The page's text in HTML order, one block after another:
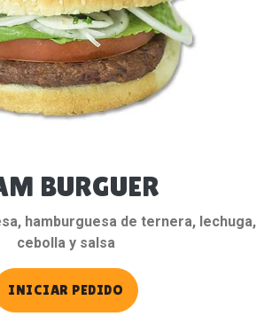
BURGUER
hamburguesa de ternera, lechuga,
cebolla y salsa
INICIAR PEDIDO